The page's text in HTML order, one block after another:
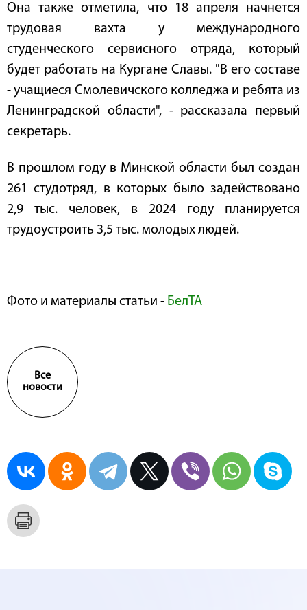
Она также отметила, что 18 апреля начнется
трудовая вахта у международного
студенческого сервисного отряда, который
будет работать на Кургане Славы. "В его составе
- учащиеся Смолевичского колледжа и ребята из
Ленинградской области", - рассказала первый
секретарь.
В прошлом году в Минской области был создан
261 студотряд, в которых было задействовано
2,9 тыс. человек, в 2024 году планируется
трудоустроить 3,5 тыс. молодых людей.
Фото и материалы статьи - БелТА
Все
новости